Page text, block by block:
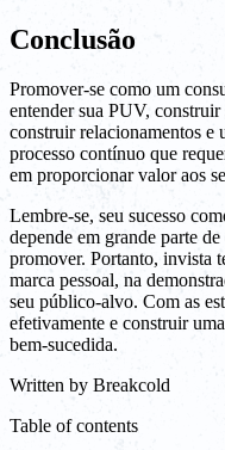
Conclusão
Promover-se como um
entender sua PUV,
construir relacionamentos e
processo contínuo que
em proporcionar valor aos
Lembre-se, seu sucesso
depende em grande parte
promover. Portanto, invista
marca pessoal, na
seu público-alvo. Com as
efetivamente e construir
bem-sucedida.
Written by Breakcold
Table of contents